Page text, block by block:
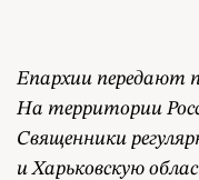
Епархии передают
На территории
Священники
и Харьковскую